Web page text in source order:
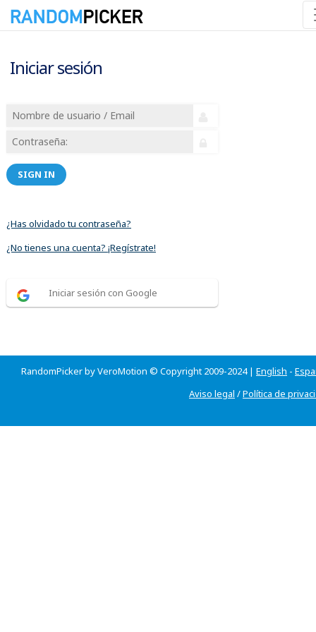
Iniciar sesión
SIGN IN
¿Has olvidado tu contraseña?
¿No tienes una cuenta? ¡Regístrate!
Iniciar sesión con Google
RandomPicker by VeroMotion © Copyright 2009-2024 | English -
Aviso legal /Política de